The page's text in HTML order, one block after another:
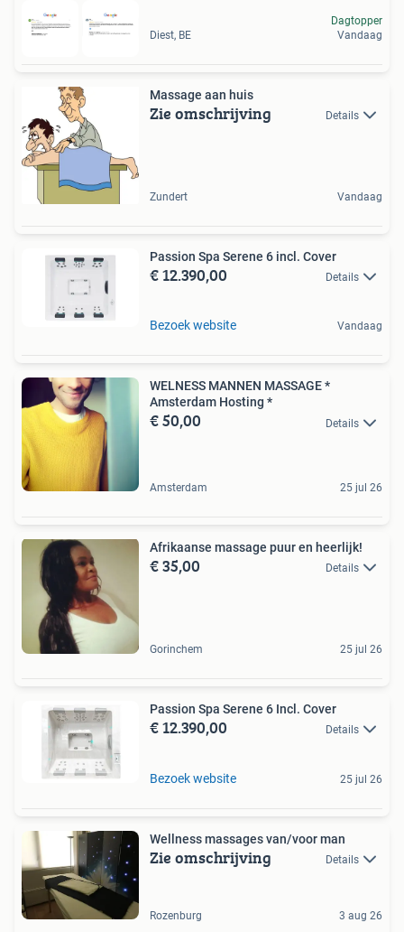
Diest, BE
Dagtopper
Vandaag
Massage aan huis
Zie omschrijving Details
Zundert Vandaag
Passion Spa Serene 6 incl. Cover
€ 12.390,00 Details
Bezoek website Vandaag
WELNESS MANNEN MASSAGE *
Amsterdam Hosting *
€ 50,00 Details
Amsterdam 25 jul 26
Afrikaanse massage puur en heerlijk!
€ 35,00 Details
Gorinchem 25 jul 26
Passion Spa Serene 6 Incl. Cover
€ 12.390,00 Details
Bezoek website 25 jul 26
Wellness massages van/voor man
Zie omschrijving Details
Rozenburg 3 aug 26